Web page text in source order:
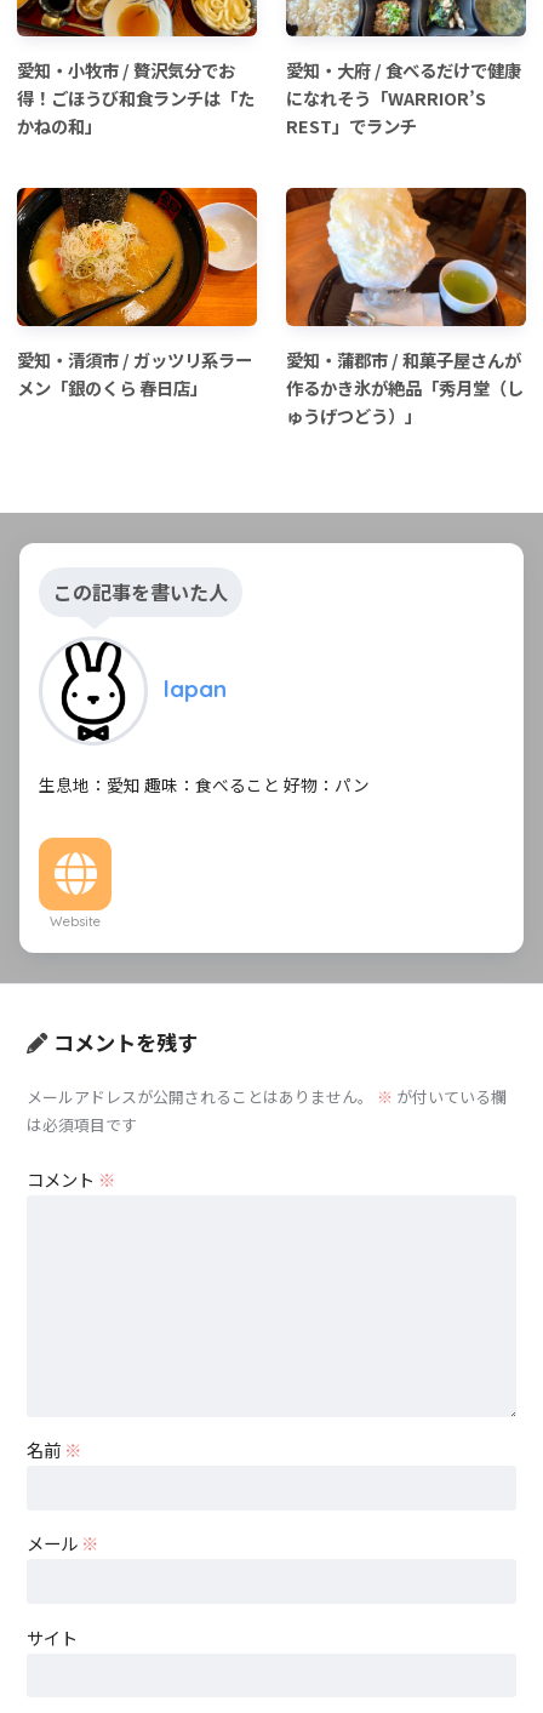
愛知・小牧市 / 贅沢気分でお
得！ごほうび和食ランチは「た
かねの和」
愛知・大府 / 食べるだけで健康
になれそう「WARRIOR’S
REST」でランチ
愛知・清須市 / ガッツリ系ラー
メン「銀のくら 春日店」
愛知・蒲郡市 / 和菓子屋さんが
作るかき氷が絶品「秀月堂（し
ゅうげつどう）」
この記事を書いた人
lapan
生息地：愛知 趣味：食べること 好物：パン
Website
コメントを残す
メールアドレスが公開されることはありません。 ※ が付いている欄
は必須項目です
コメント ※
名前 ※
メール ※
サイト